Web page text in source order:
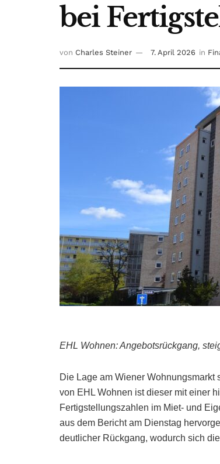
bei
von Charles Steiner 7. April 2026 in
EHL Wohnen: Angebotsrückgang,
Die Lage am Wiener Wohnungsmarkt
von EHL Wohnen ist dieser mit einer
Fertigstellungszahlen im Miet- und
aus dem Bericht am Dienstag
deutlicher Rückgang, wodurch sich